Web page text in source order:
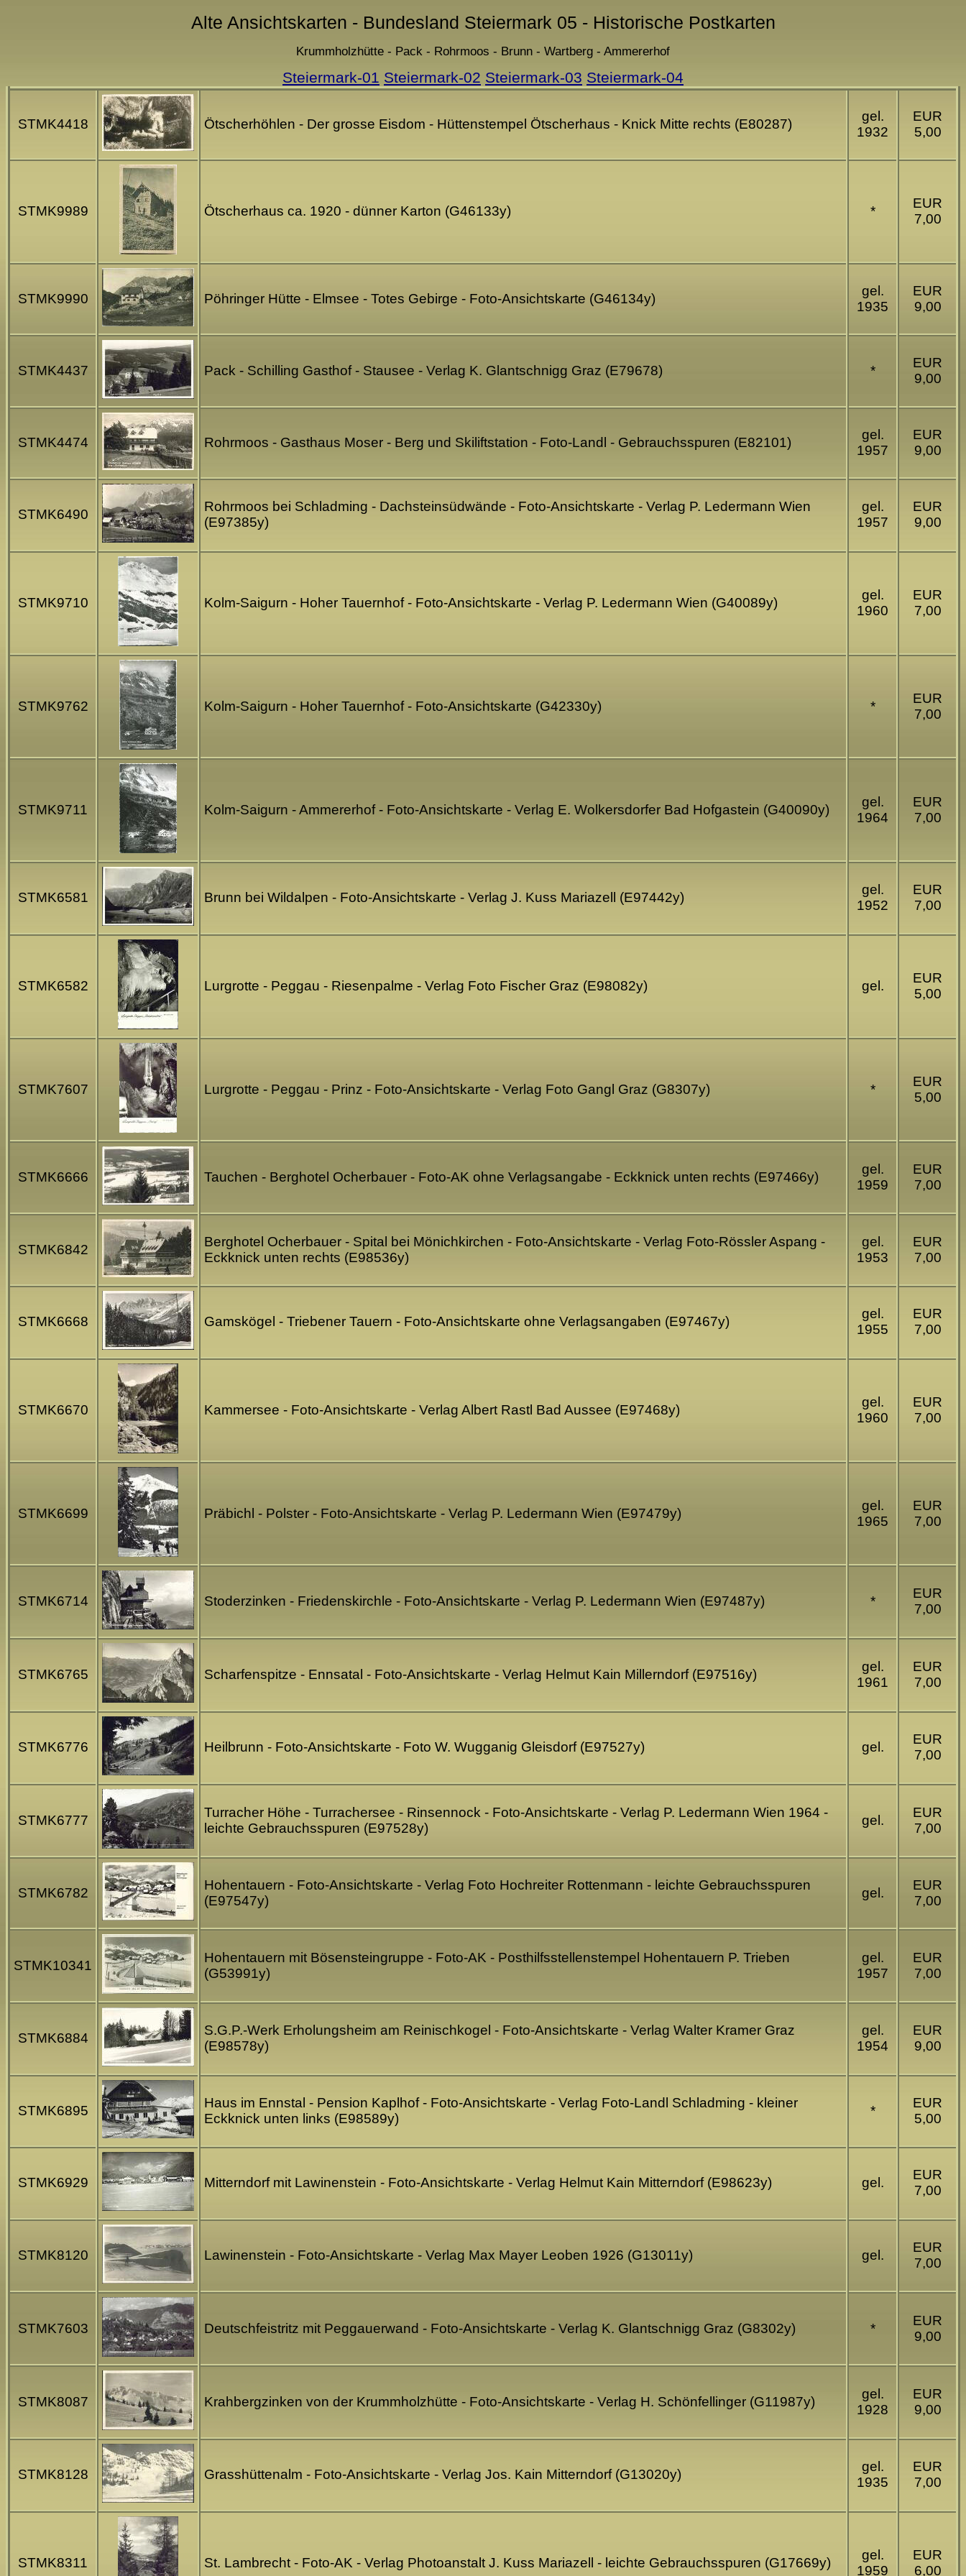
Alte Ansichtskarten - Bundesland Steiermark 05 - Historische Postkarten
Krummholzhütte - Pack - Rohrmoos - Brunn - Wartberg - Ammererhof
Steiermark-01 Steiermark-02 Steiermark-03 Steiermark-04
STMK4418 Ötscherhöhlen - Der grosse Eisdom - Hüttenstempel Ötscherhaus - Knick Mitte rechts (E80287)
gel.
1932
EUR
5,00
STMK9989 Ötscherhaus ca. 1920 - dünner Karton (G46133y) *
EUR
7,00
STMK9990 Pöhringer Hütte - Elmsee - Totes Gebirge - Foto-Ansichtskarte (G46134y)
gel.
1935
EUR
9,00
STMK4437 Pack - Schilling Gasthof - Stausee - Verlag K. Glantschnigg Graz (E79678) *
EUR
9,00
STMK4474 Rohrmoos - Gasthaus Moser - Berg und Skiliftstation - Foto-Landl - Gebrauchsspuren (E82101)
gel.
1957
EUR
9,00
STMK6490
Rohrmoos bei Schladming - Dachsteinsüdwände - Foto-Ansichtskarte - Verlag P. Ledermann Wien
(E97385y)
gel.
1957
EUR
9,00
STMK9710 Kolm-Saigurn - Hoher Tauernhof - Foto-Ansichtskarte - Verlag P. Ledermann Wien (G40089y)
gel.
1960
EUR
7,00
STMK9762 Kolm-Saigurn - Hoher Tauernhof - Foto-Ansichtskarte (G42330y) *
EUR
7,00
STMK9711 Kolm-Saigurn - Ammererhof - Foto-Ansichtskarte - Verlag E. Wolkersdorfer Bad Hofgastein (G40090y)
gel.
1964
EUR
7,00
STMK6581 Brunn bei Wildalpen - Foto-Ansichtskarte - Verlag J. Kuss Mariazell (E97442y)
gel.
1952
EUR
7,00
STMK6582 Lurgrotte - Peggau - Riesenpalme - Verlag Foto Fischer Graz (E98082y) gel.
EUR
5,00
STMK7607 Lurgrotte - Peggau - Prinz - Foto-Ansichtskarte - Verlag Foto Gangl Graz (G8307y) *
EUR
5,00
STMK6666 Tauchen - Berghotel Ocherbauer - Foto-AK ohne Verlagsangabe - Eckknick unten rechts (E97466y)
gel.
1959
EUR
7,00
STMK6842
Berghotel Ocherbauer - Spital bei Mönichkirchen - Foto-Ansichtskarte - Verlag Foto-Rössler Aspang -
Eckknick unten rechts (E98536y)
gel.
1953
EUR
7,00
STMK6668 Gamskögel - Triebener Tauern - Foto-Ansichtskarte ohne Verlagsangaben (E97467y)
gel.
1955
EUR
7,00
STMK6670 Kammersee - Foto-Ansichtskarte - Verlag Albert Rastl Bad Aussee (E97468y)
gel.
1960
EUR
7,00
STMK6699 Präbichl - Polster - Foto-Ansichtskarte - Verlag P. Ledermann Wien (E97479y)
gel.
1965
EUR
7,00
STMK6714 Stoderzinken - Friedenskirchle - Foto-Ansichtskarte - Verlag P. Ledermann Wien (E97487y) *
EUR
7,00
STMK6765 Scharfenspitze - Ennsatal - Foto-Ansichtskarte - Verlag Helmut Kain Millerndorf (E97516y)
gel.
1961
EUR
7,00
STMK6776 Heilbrunn - Foto-Ansichtskarte - Foto W. Wugganig Gleisdorf (E97527y) gel.
EUR
7,00
STMK6777
Turracher Höhe - Turrachersee - Rinsennock - Foto-Ansichtskarte - Verlag P. Ledermann Wien 1964 -
leichte Gebrauchsspuren (E97528y)
gel.
EUR
7,00
STMK6782
Hohentauern - Foto-Ansichtskarte - Verlag Foto Hochreiter Rottenmann - leichte Gebrauchsspuren
(E97547y)
gel.
EUR
7,00
STMK10341
Hohentauern mit Bösensteingruppe - Foto-AK - Posthilfsstellenstempel Hohentauern P. Trieben
(G53991y)
gel.
1957
EUR
7,00
STMK6884
S.G.P.-Werk Erholungsheim am Reinischkogel - Foto-Ansichtskarte - Verlag Walter Kramer Graz
(E98578y)
gel.
1954
EUR
9,00
STMK6895
Haus im Ennstal - Pension Kaplhof - Foto-Ansichtskarte - Verlag Foto-Landl Schladming - kleiner
Eckknick unten links (E98589y)
*
EUR
5,00
STMK6929 Mitterndorf mit Lawinenstein - Foto-Ansichtskarte - Verlag Helmut Kain Mitterndorf (E98623y) gel.
EUR
7,00
STMK8120 Lawinenstein - Foto-Ansichtskarte - Verlag Max Mayer Leoben 1926 (G13011y) gel.
EUR
7,00
STMK7603 Deutschfeistritz mit Peggauerwand - Foto-Ansichtskarte - Verlag K. Glantschnigg Graz (G8302y) *
EUR
9,00
STMK8087 Krahbergzinken von der Krummholzhütte - Foto-Ansichtskarte - Verlag H. Schönfellinger (G11987y)
gel.
1928
EUR
9,00
STMK8128 Grasshüttenalm - Foto-Ansichtskarte - Verlag Jos. Kain Mitterndorf (G13020y)
gel.
1935
EUR
7,00
STMK8311 St. Lambrecht - Foto-AK - Verlag Photoanstalt J. Kuss Mariazell - leichte Gebrauchsspuren (G17669y)
gel.
1959
EUR
6,00